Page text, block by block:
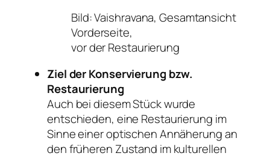
Bild: Vaishravana, Gesamtansicht
Vorderseite,
vor der Restaurierung
Ziel der Konservierung bzw.
Restaurierung
Auch bei diesem Stück wurde
entschieden, eine Restaurierung im
Sinne einer optischen Annäherung an
den früheren Zustand im kulturellen